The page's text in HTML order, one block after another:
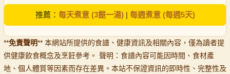
推薦： 每天煮意 (3餸一湯)| 每週煮意 (每週5天)
**免責聲明** 本網站所提供的食譜、健康資訊及相關內容，僅為讀者提
供健康飲食概念及烹飪參考。 聲明：食譜內容可能因時間、食材產
地、個人體質等因素而存在差異。本站不保證資訊的即時性、完整性及